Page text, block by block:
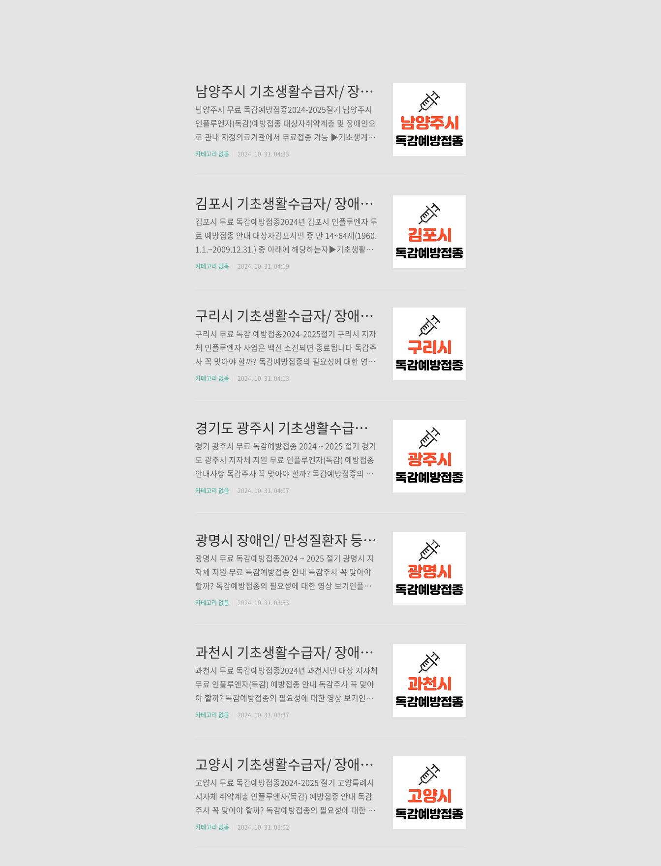
남양주시 기초생활수급자/ 장애인/ 국가유공자 등 의료취약계층 독감 무료예방접종 기관 조회하기
남양주시 무료 독감예방접종2024-2025절기 남양주시
인플루엔자(독감)예방접종 대상자취약계층 및 장애인으
로 관내 지정의료기관에서 무료접종 가능 ▶기초생계․
의료수급자▶ 국가유공자(본인)50세 ~ 64세(1960~197
만 접종 가능지정 의료기관에서 코로나19 백신과 독감
백신 동시 접종 가능2024-2025 인플루엔자 국가예방접
종 지정의료기관와부읍강내과의원031-521-7577경기
도 남양주시 와부읍 덕소로 214 3층김란산부인과의원0
31-521-0034경기도 남양주시 와부읍 덕소로97번길 2,
카테고리 없음 2024. 10. 31. 04:33
김포시 기초생활수급자/ 장애인/ 국가유공자 등 의료취약계층 독감 무료예방접종 기관 조회하기
김포시 무료 독감예방접종2024년 김포시 인플루엔자 무
료 예방접종 안내 대상자김포시민 중 만 14~64세(1960.
1.1.~2009.12.31.) 중 아래에 해당하는자▶기초생활수
급권자▶차상위계층▶장애인▶국가유공자 본인 및 가
1-996-7582북변동서울삼성의원031-996-8861북변동
마디척병원031-981-2567고촌읍트리이비인후과의원0
31-992-0275구래동두리이비인후과의원031-996-827
5구래동퍼스트내과의원031-981-6051구래동365매일
열린의원031-981-7520운양동다봄이비인후과의원031
카테고리 없음 2024. 10. 31. 04:19
구리시 기초생활수급자/ 장애인/ 국가유공자 등 의료취약계층 독감 무료예방접종 기관 조회하기
구리시 무료 독감 예방접종2024-2025절기 구리시 지자
체 인플루엔자 사업은 백신 소진되면 종료됩니다 독감주
사 꼭 맞아야 할까? 독감예방접종의 필요성에 대한 영상
보기인플루엔자, 독감의 국가예방접종이 시작됐습니다.
m 대상자구리시에 주민등록을 두고 있는14세~64세(2
010년~1960년 출생자)중 아래에 해당하는 자 ▶국가유
공자 본인▶심한장애인(기존 1~3급)▶기초생활수급
자 접종기간2024.10.11(금) ~ 약품소진시까지 접종장
소 및 시간▶구리시보건소오전 9시~11시 30분오후 1시
카테고리 없음 2024. 10. 31. 04:13
경기도 광주시 기초생활수급자/ 장애인/ 광주시민 등 의료취약계층 독감 무료예방접종 기관 조회하기
경기 광주시 무료 독감예방접종 2024 ~ 2025 절기 경기
도 광주시 지자체 지원 무료 인플루엔자(독감) 예방접종
안내사항 독감주사 꼭 맞아야 할까? 독감예방접종의 필
요성에 대한 영상 보기인플루엔자, 독감의 국가예방접종
er.sunbeeya.com 대상자 경기 광주시에 거주하는 시
민 중 아래에 해당하는자 ▶ 64세(1960년생) ▶ 심한 장
애인 14~63세(1961~2010년생) ▶ 기초생활 수급자 50
~63세(1961~1974년생) 접종기간 2024.10.21(월)~202
4.12.31(화) 접종장소 경기 광주시 소재 위탁의료기관 9
카테고리 없음 2024. 10. 31. 04:07
광명시 장애인/ 만성질환자 등 의료취약계층 독감 무료예방접종 기관 조회하기
광명시 무료 독감예방접종2024 ~ 2025 절기 광명시 지
자체 지원 무료 독감예방접종 안내 독감주사 꼭 맞아야
할까? 독감예방접종의 필요성에 대한 영상 보기인플루
엔자, 독감의 국가예방접종이 시작됐습니다. 독감은 그
4세(2010년) ~64세(1960년) 중 심한 장애 및 만성질환
해당자(당해 절기 인플루엔자 접종력이 없는 자) ▶장애
정도 ‘심한장애’(기존 1~3급)▶만성질환자만성폐질환
자, 만성심장질환자(단순 고혈압 제외), 만성간 질환자
(지방간 제외, 간염보균자 제외), 만성신질환자(투석 중
카테고리 없음 2024. 10. 31. 03:53
과천시 기초생활수급자/ 장애인/ 국가유공자/ 만성질환자/ 다문화가정/ 장기기증자 등 의료취약계층 독감 무료예방접종 기관 조회하기
과천시 무료 독감예방접종2024년 과천시민 대상 지자체
무료 인플루엔자(독감) 예방접종 안내 독감주사 꼭 맞아
야 할까? 독감예방접종의 필요성에 대한 영상 보기인플
루엔자, 독감의 국가예방접종이 시작됐습니다. 독감은
자과천시에 거주하는 60~64세(1960.1.1.~1964.12.31.)
사회적보호대상자(14세 ~ 59세, 1965.1.1. ~ 2010.12.3
1.)로 아래에 해당하는 자 ▶기초생활수급자▶만성질환
자- 만성질환자: 심장질환자, 폐질환자, 당뇨병(인슐 린
투약자등),신장질환자, 혈액·종양질환자, 간질환자, 근육
카테고리 없음 2024. 10. 31. 03:37
고양시 기초생활수급자/ 장애인/ 국가유공자 등 의료취약계층 독감 무료예방접종 기관 조회하기
고양시 무료 독감예방접종2024-2025 절기 고양특례시
지자체 취약계층 인플루엔자(독감) 예방접종 안내 독감
주사 꼭 맞아야 할까? 독감예방접종의 필요성에 대한 영
상 보기인플루엔자, 독감의 국가예방접종이 시작됐습니
카테고리 없음 2024. 10. 31. 03:02